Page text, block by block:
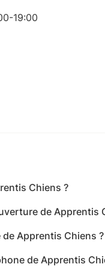
19:00
Chiens ?
de Apprentis
09:00-
09:00-
Apprentis Chiens ?
de Apprentis